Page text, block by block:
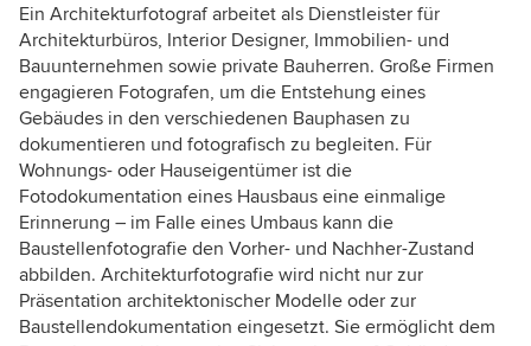
Ein Architekturfotograf arbeitet als Dienstleister für
Architekturbüros, Interior Designer, Immobilien- und
Bauunternehmen sowie private Bauherren. Große Firmen
engagieren Fotografen, um die Entstehung eines
Gebäudes in den verschiedenen Bauphasen zu
dokumentieren und fotografisch zu begleiten. Für
Wohnungs- oder Hauseigentümer ist die
Fotodokumentation eines Hausbaus eine einmalige
Erinnerung – im Falle eines Umbaus kann die
Baustellenfotografie den Vorher- und Nachher-Zustand
abbilden. Architekturfotografie wird nicht nur zur
Präsentation architektonischer Modelle oder zur
Baustellendokumentation eingesetzt. Sie ermöglicht dem